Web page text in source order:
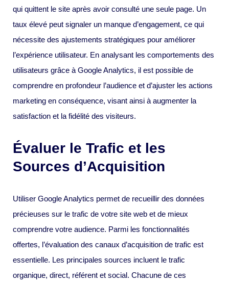
qui quittent le site après avoir consulté une seule page. Un
taux élevé peut signaler un manque d’engagement, ce qui
nécessite des ajustements stratégiques pour améliorer
l’expérience utilisateur. En analysant les comportements des
utilisateurs grâce à Google Analytics, il est possible de
comprendre en profondeur l’audience et d’ajuster les actions
marketing en conséquence, visant ainsi à augmenter la
satisfaction et la fidélité des visiteurs.
Évaluer le Trafic et les
Sources d’Acquisition
Utiliser Google Analytics permet de recueillir des données
précieuses sur le trafic de votre site web et de mieux
comprendre votre audience. Parmi les fonctionnalités
offertes, l’évaluation des canaux d’acquisition de trafic est
essentielle. Les principales sources incluent le trafic
organique, direct, référent et social. Chacune de ces